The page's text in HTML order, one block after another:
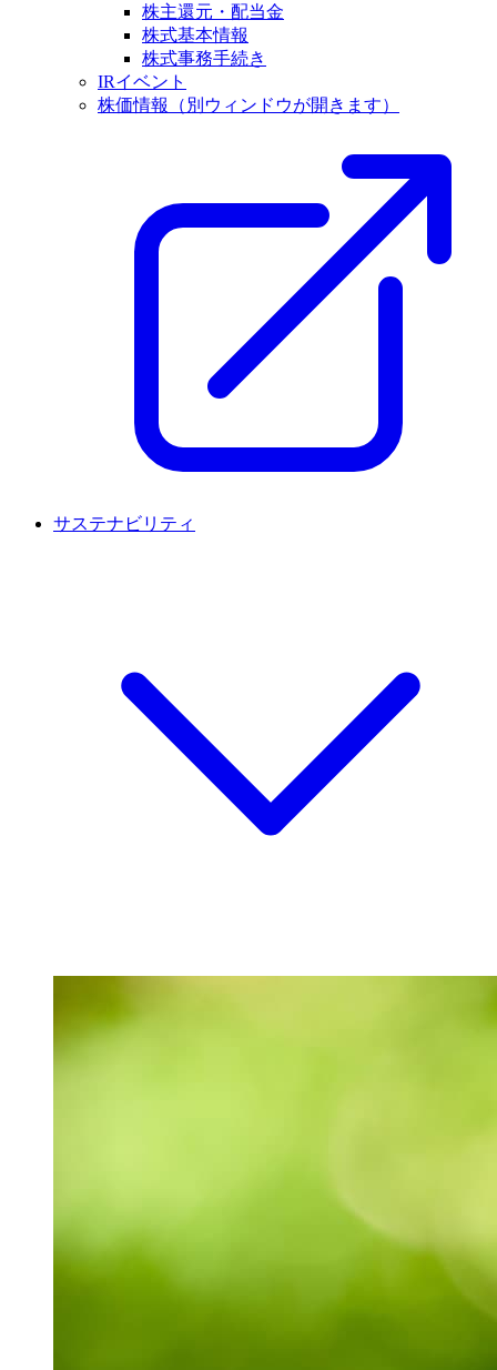
株主還元・配当金
株式基本情報
株式事務手続き
IRイベント
株価情報
（別ウィンドウが開きます）
サステナビリティ